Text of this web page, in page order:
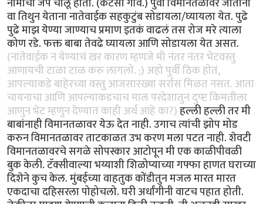
वा तिथुन येताना नातेवाईक सहकुटुंब सोडायला/घ्यायला येत. पुढे
पुढे माझ येण्या जाण्याच प्रमाण इतकं वाढलं तस रोज मरे त्याला
कोण रडे. फक्त बाबा तेवढे घ्यायला आणि सोडायला येत असत.
(नातेवाईक न येण्याचं खर कारण म्हणजे मी नंतर नंतर भेटवस्तु
आणायची टाळा टाळ करु लागलो. ;) अहो पुर्वी ठिक होतं,
आपल्याकडे बाहेरच्या वस्तु आजसारख्या सर्रास मिळत नसत. आता
चायनाचा आणि आपल्याकडचाच माल परदेशातुन दुप्प्ट किमतीला
आणुन भेट म्हणुन देण्यात काही अर्थ आहे का?)हल्ली हल्ली तर मी
बाबांनाही विमानतळावर येऊ देत नाही. उगाच त्यांची झोप मोड
करुन विमानतळावर ताटकाळत उभ करण मला पटत नाही. शेवटी
विमानतळावरचे सगळे सोपस्कार आटोपून मी एक काळीपीवळी
बुक केली. टॅक्सीवाल्या भय्याशी शिळोप्याच्या गफ्फा हाणत घराच्या
दिशेने कुच केल. मुंबईच्या वाहतुक कोंडीतुन मजल मारत मारत
एकदाचा दहिसरला पोहोचलो. घरी अर्धांगीनी वाटच पहात होती.